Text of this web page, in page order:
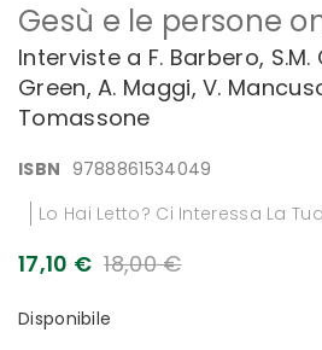
Gesù e le persone
Interviste a F. Barbero, S.M.
Green, A. Maggi, V.
Tomassone
ISBN 9788861534049
Lo Hai Letto? Ci Interessa La
17,10 € 18,00 €
Disponibile
all'inizio
galleria
di
immagini